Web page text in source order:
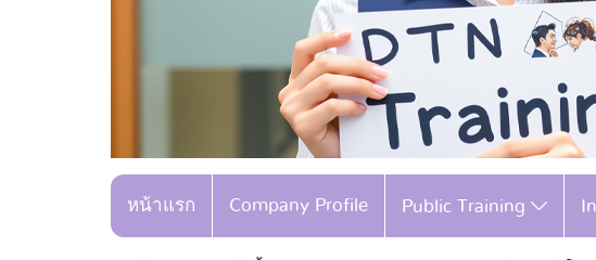
หน้าแรก Company Profile Public Training